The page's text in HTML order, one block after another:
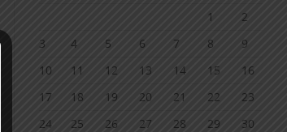
1
2
3
4 5 6 7 8
9
10
11 12 13 14 15
16
17
18 19 20 21 22
23
24
25 26 27 28 29
30